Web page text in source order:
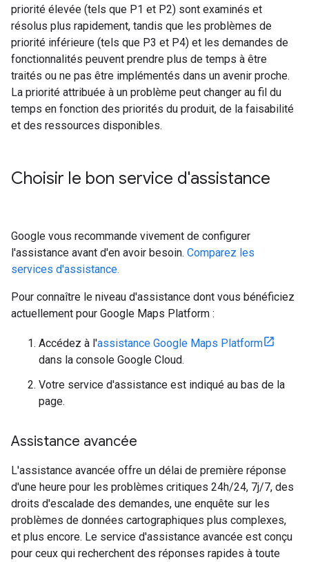
priorité élevée (tels que P1 et P2) sont examinés et
résolus plus rapidement, tandis que les problèmes de
priorité inférieure (tels que P3 et P4) et les demandes de
fonctionnalités peuvent prendre plus de temps à être
traités ou ne pas être implémentés dans un avenir proche.
La priorité attribuée à un problème peut changer au fil du
temps en fonction des priorités du produit, de la faisabilité
et des ressources disponibles.
Choisir le bon service d'assistance
Google vous recommande vivement de configurer
l'assistance avant d'en avoir besoin. Comparez les
services d'assistance.
Pour connaître le niveau d'assistance dont vous bénéficiez
actuellement pour Google Maps Platform :
Accédez à l'assistance Google Maps Platform
dans la console Google Cloud.
Votre service d'assistance est indiqué au bas de la
page.
Assistance avancée
L'assistance avancée offre un délai de première réponse
d'une heure pour les problèmes critiques 24h/24, 7j/7, des
droits d'escalade des demandes, une enquête sur les
problèmes de données cartographiques plus complexes,
et plus encore. Le service d'assistance avancée est conçu
pour ceux qui recherchent des réponses rapides à toute